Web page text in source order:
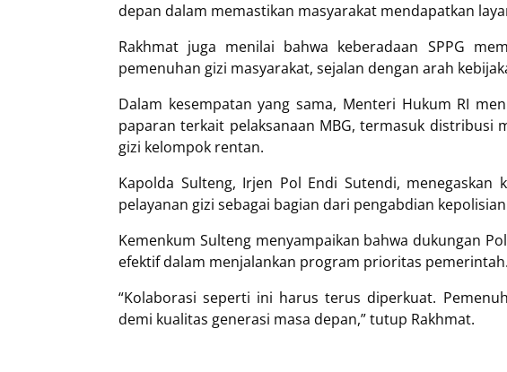
depan dalam memastikan masyarakat mendapatkan
Rakhmat juga menilai bahwa keberadaan SPPG
pemenuhan gizi masyarakat, sejalan dengan arah
Dalam kesempatan yang sama, Menteri Hukum RI
paparan terkait pelaksanaan MBG, termasuk distribusi
gizi kelompok rentan.
Kapolda Sulteng, Irjen Pol Endi Sutendi,
pelayanan gizi sebagai bagian dari pengabdian
Kemenkum Sulteng menyampaikan bahwa dukungan
efektif dalam menjalankan program prioritas pemerintah.
“Kolaborasi seperti ini harus terus diperkuat.
demi kualitas generasi masa depan,” tutup Rakhmat.